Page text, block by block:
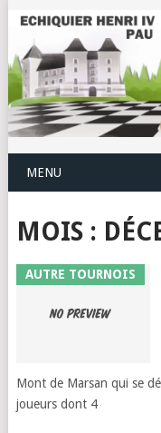
MENU
MOIS :
AUTRE TOURNOIS
Mont de Marsan qui se
joueurs dont 4